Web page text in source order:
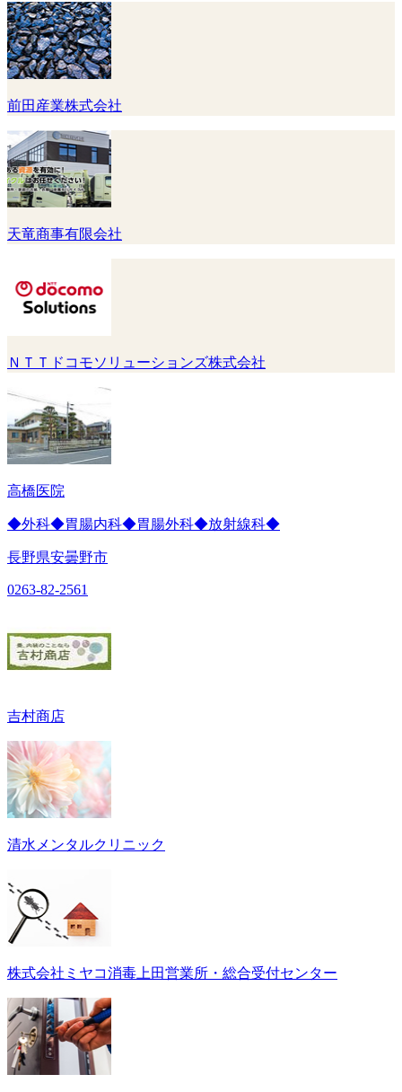
前田産業株式会社
天竜商事有限会社
ＮＴＴドコモソリューションズ株式会社
高橋医院
◆外科◆胃腸内科◆胃腸外科◆放射線科◆
長野県安曇野市
0263-82-2561
吉村商店
清水メンタルクリニック
株式会社ミヤコ消毒上田営業所・総合受付センター